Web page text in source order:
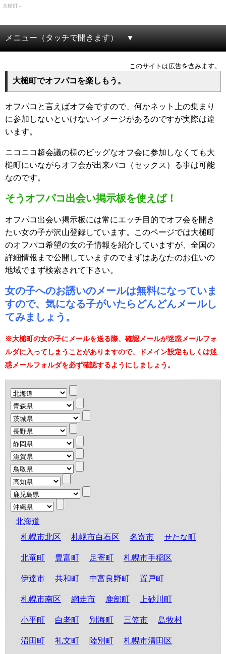
大槌町 -
メニュー（タッチで開きます）
このサイトは広告を含みます。
大槌町でオフパコを楽しもう。
オフパコと言えばオフ会ですので、何かネット上の集まり
に参加しないといけないイメージがあるのですが実際は違
います。
ニコニコ超会議の様のビッグなオフ会に参加しなくても大
槌町にいながらオフ会が出来パコ（セックス）る事は可能
なのです。
そうオフパコ出会い掲示板を使えば！
オフパコ出会い掲示板には常にエッチ目的でオフ会を開き
たい女の子が沢山登録しています。このページでは大槌町
のオフパコ希望の女の子情報を紹介していますが、全国の
詳細情報まで公開していますのでまずはあなたのお住いの
地域でまず検索されて下さい。
女の子へのお誘いのメールは無料になっていま
すので、気になる子がいたらどんどんメールし
てみましょう。
※大槌町の女の子にメールを送る際、確認メールが迷惑メールフォ
ルダに入ってしまうことがありますので、ドメイン設定もしくは迷
惑メールフォルダを必ず確認するようにしましょう。
北海道
札幌市北区
札幌市白石区 名寄市 せたな町
北竜町 豊富町 足寄町 札幌市手稲区
伊達市 共和町 中富良野町 置戸町
札幌市南区 網走市 鹿部町 上砂川町
小平町 白老町 別海町 三笠市 島牧村
沼田町 礼文町 陸別町 札幌市清田区